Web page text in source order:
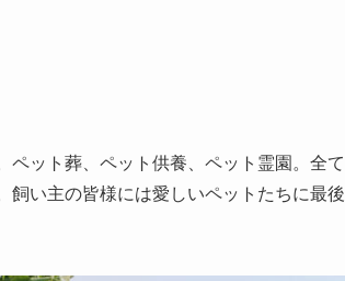
ット葬、ペット供養、ペット霊園。全て
飼い主の皆様には愛しいペットたちに最後